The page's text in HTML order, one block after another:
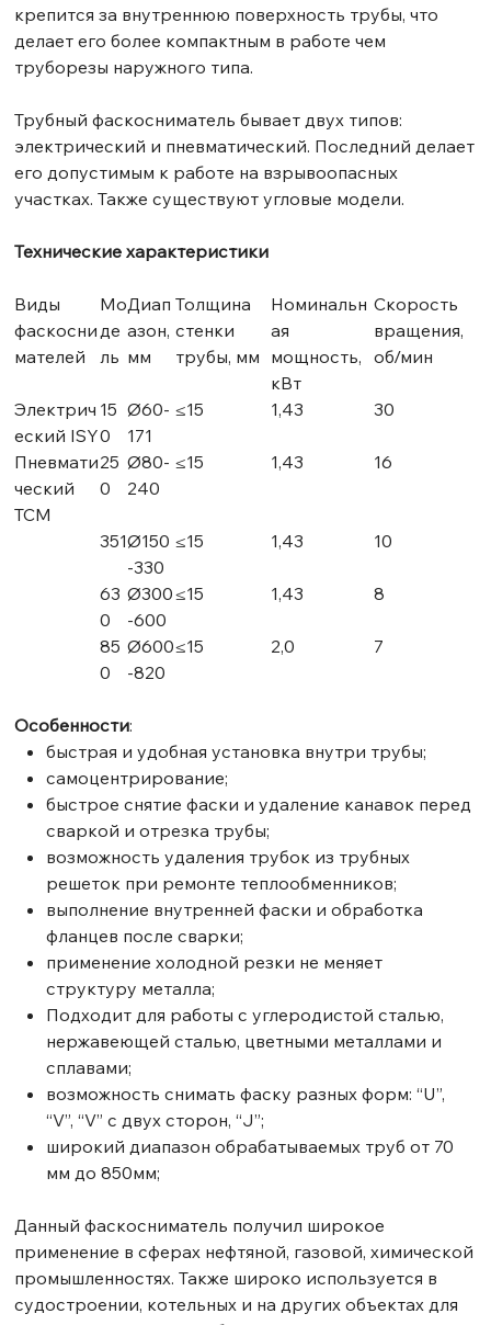
крепится за внутреннюю поверхность трубы, что
делает его более компактным в работе чем
труборезы наружного типа.
Трубный фаскосниматель бывает двух типов:
электрический и пневматический. Последний делает
его допустимым к работе на взрывоопасных
участках. Также существуют угловые модели.
Технические характеристики
Виды
фаскосни
мателей
Мо
де
ль
Диап
азон,
мм
Толщина
стенки
трубы, мм
Номинальн
ая
мощность,
кВт
Скорость
вращения,
об/мин
Электрич
еский ISY
15
0
Ø60-
171
≤15 1,43 30
Пневмати
ческий
TCM
25
0
Ø80-
240
≤15 1,43 16
351Ø150
-330
≤15 1,43 10
63
0
Ø300
-600
≤15 1,43 8
85
0
Ø600
-820
≤15 2,0 7
Особенности:
быстрая и удобная установка внутри трубы;
самоцентрирование;
быстрое снятие фаски и удаление канавок перед
сваркой и отрезка трубы;
возможность удаления трубок из трубных
решеток при ремонте теплообменников;
выполнение внутренней фаски и обработка
фланцев после сварки;
применение холодной резки не меняет
структуру металла;
Подходит для работы с углеродистой сталью,
нержавеющей сталью, цветными металлами и
сплавами;
возможность снимать фаску разных форм: “U”,
“V”, “V” с двух сторон, “J”;
широкий диапазон обрабатываемых труб от 70
мм до 850мм;
Данный фаскосниматель получил широкое
применение в сферах нефтяной, газовой, химической
промышленностях. Также широко используется в
судостроении, котельных и на других объектах для